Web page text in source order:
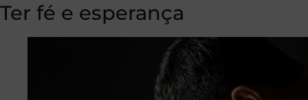
Ter fé e esperança